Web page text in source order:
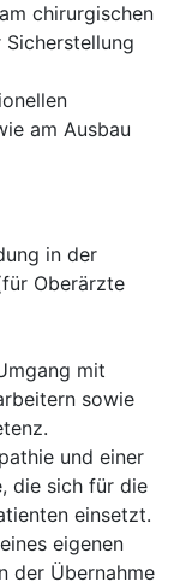
chirurgischen
am Ausbau
in der
Oberärzte
mit
sowie
und einer
die sich für die
einsetzt.
eigenen
der Übernahme